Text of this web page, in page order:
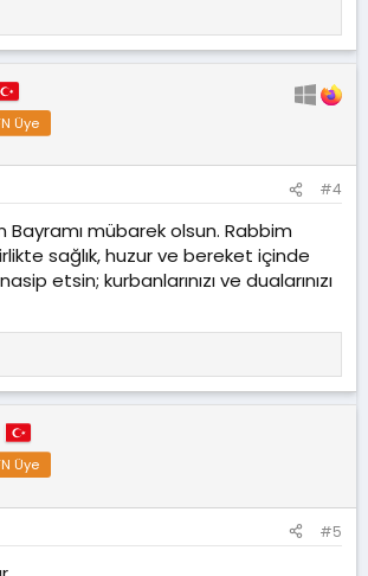
Üye
#4
Bayramı mübarek olsun. Rabbim
sağlık, huzur ve bereket içinde
etsin; kurbanlarınızı ve dualarınızı
Üye
#5